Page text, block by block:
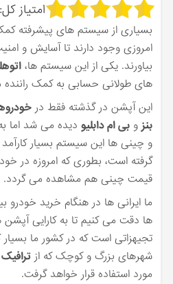
امتیاز کل:
بسیاری از سیستم های پیشرفته
امروزی وجود دارند تا آسایش و
بیاورند. یکی از این سیستم ها،
های طولانی حسابی به کمک راننده
این آپشن در گذشته فقط در
بنز وبی ام دابلیو دیده می‌ شد اما
و چینی ها این سیستم بسیار
گرفته است، بطوری که امروزه در
قیمت چینی هم مشاهده می‌ گردد.
ما ایرانی ها در هنگام خرید خودرو
ها دقت می‌ کنیم تا به کارایی آپشن
تجیهزاتی است که در کشور ما
شهرهای بزرگ و کوچک که ازترافیک
مورد استفاده قرار خواهد گرفت.